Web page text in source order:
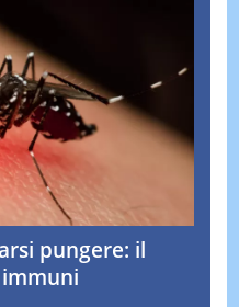
pungere: il